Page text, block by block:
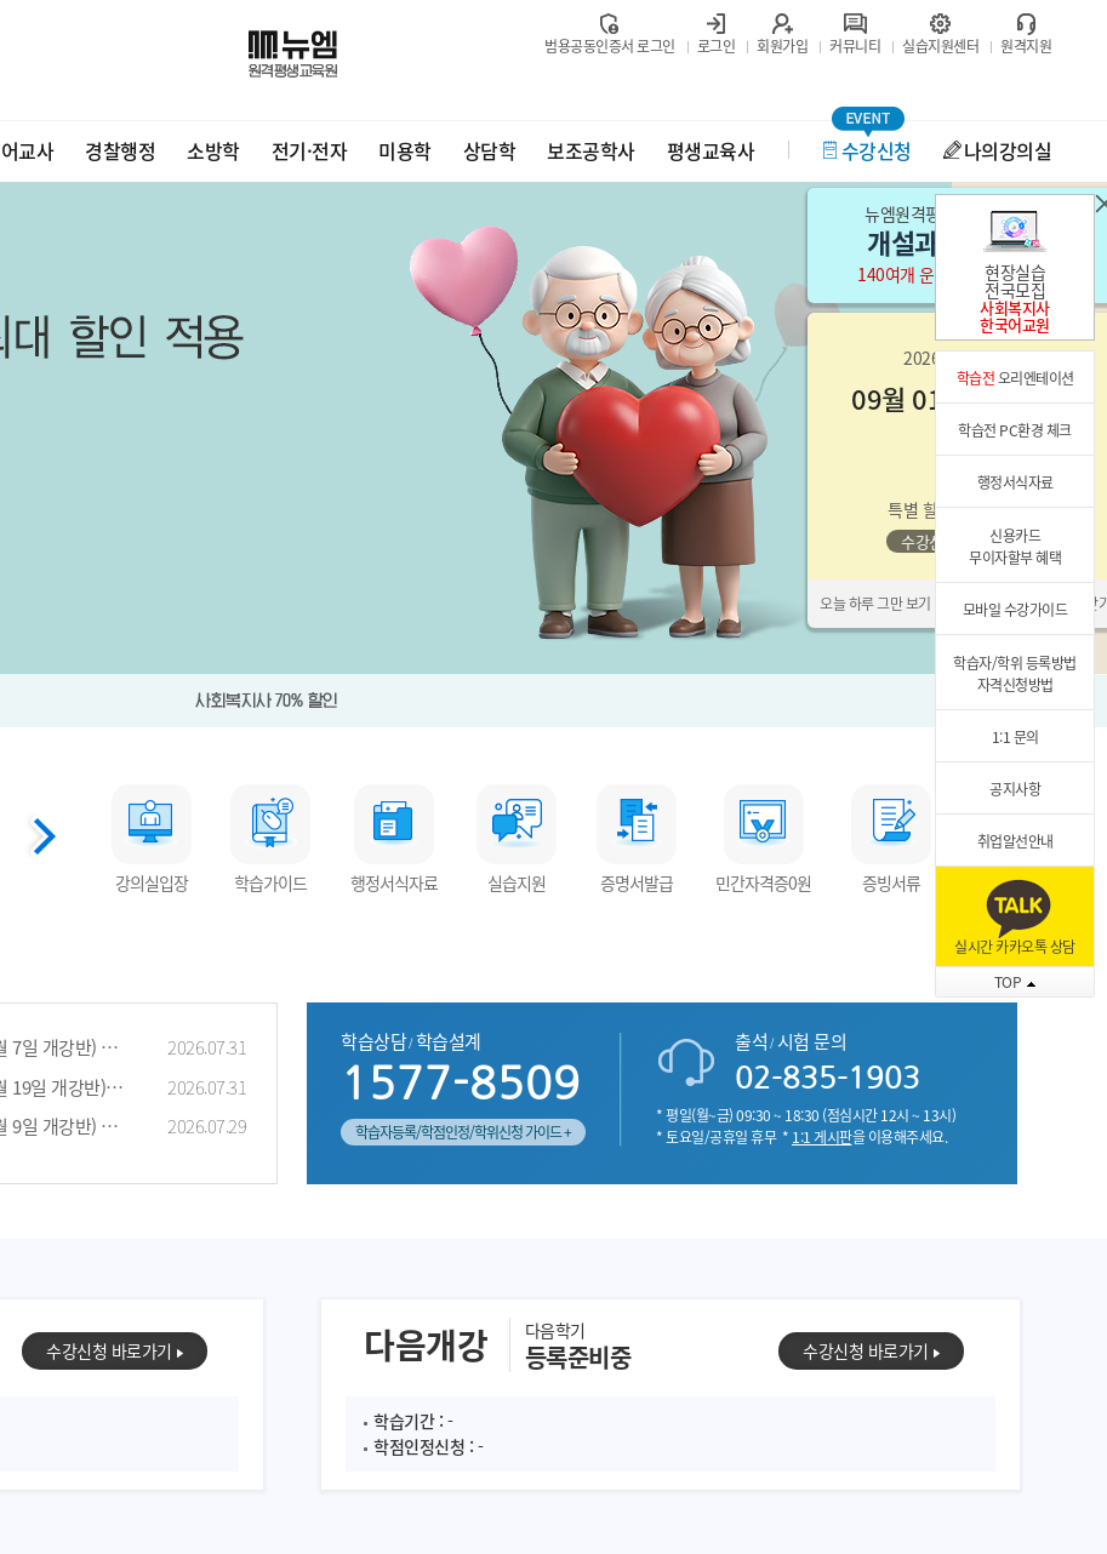
범용공동인증서 로그인 로그인 회원가입 커뮤니티 실습지원센터 원격지원
교사 경찰행정 소방학 전기·전자 미용학 상담학 보조공학사 평생교육사 수강신청 나의강의실
뉴엠원격평생교육원의 노하우
개설과목 미리보기
140여개 운영과목 1주차 맛보기
2026년 2학기 4차
09월 01일(화) 개강반
특별 할인 이벤트 진행!
수강신청 바로가기 >
오늘 하루 그만 보기 닫
강의실입장 학습가이드 행정서식자료 실습지원 증명서발급 민간자격증0원 증빙서류 오리엔테이션
중간고사 기간 안..
2026.07.31
) 기말고사 기간 안..
2026.07.31
중간고사 기간 안.. 2026.07.29
학습상담/학습설계
1577-8509
학습자등록/학점인정/학위신청 가이드 +
출석 / 시험 문의
02-835-1903
* 평일(월~금) 09:30 ~ 18:30 (점심시간 12시 ~ 13시)
* 토요일/공휴일 휴무 * 1:1 게시판을 이용해주세요.
수강신청 바로가기 다음개강 다음학기
등록준비중 수강신청 바로가기
학습기간 : -
학점인정신청 : -
현장실습
전국모집
사회복지사
한국어교원
학습전오리엔테이션
학습전 PC환경 체크
행정서식자료
신용카드
무이자할부 혜택
모바일 수강가이드
학습자/학위 등록방법
자격신청방법
1:1 문의
공지사항
취업알선안내
실시간 카카오톡 상담
TOP